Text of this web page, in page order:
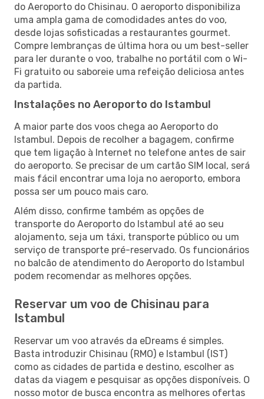
do Aeroporto do Chisinau. O aeroporto disponibiliza
uma ampla gama de comodidades antes do voo,
desde lojas sofisticadas a restaurantes gourmet.
Compre lembranças de última hora ou um best-seller
para ler durante o voo, trabalhe no portátil com o Wi-
Fi gratuito ou saboreie uma refeição deliciosa antes
da partida.
Instalações no Aeroporto do Istambul
A maior parte dos voos chega ao Aeroporto do
Istambul. Depois de recolher a bagagem, confirme
que tem ligação à Internet no telefone antes de sair
do aeroporto. Se precisar de um cartão SIM local, será
mais fácil encontrar uma loja no aeroporto, embora
possa ser um pouco mais caro.
Além disso, confirme também as opções de
transporte do Aeroporto do Istambul até ao seu
alojamento, seja um táxi, transporte público ou um
serviço de transporte pré-reservado. Os funcionários
no balcão de atendimento do Aeroporto do Istambul
podem recomendar as melhores opções.
Reservar um voo de Chisinau para
Istambul
Reservar um voo através da eDreams é simples.
Basta introduzir Chisinau (RMO) e Istambul (IST)
como as cidades de partida e destino, escolher as
datas da viagem e pesquisar as opções disponíveis. O
nosso motor de busca encontra as melhores ofertas